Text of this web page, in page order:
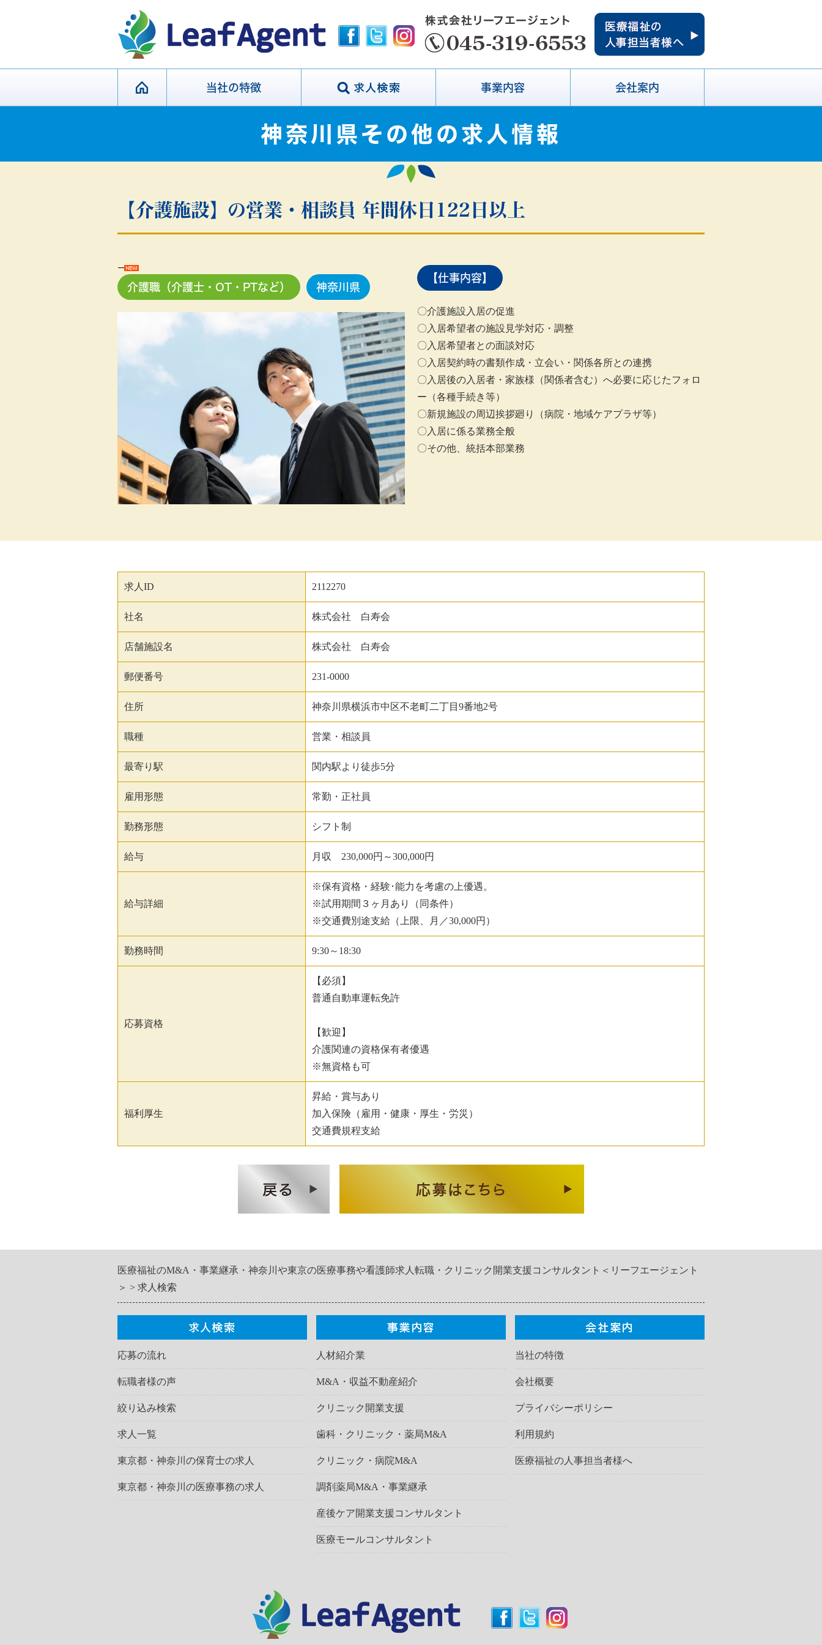
当社の特徴 事業内容 会社案内
神奈川県その他の求人情報
【介護施設】の営業・相談員 年間休日122日以上
介護職（介護士・OT・PTなど） 神奈川県
【仕事内容】
〇介護施設入居の促進
〇入居希望者の施設見学対応・調整
〇入居希望者との面談対応
〇入居契約時の書類作成・立会い・関係各所との連携
〇入居後の入居者・家族様（関係者含む）へ必要に応じたフォロ
ー（各種手続き等）
〇新規施設の周辺挨拶廻り（病院・地域ケアプラザ等）
〇入居に係る業務全般
〇その他、統括本部業務
求人ID 2112270
社名 株式会社 白寿会
店舗施設名 株式会社 白寿会
郵便番号 231-0000
住所 神奈川県横浜市中区不老町二丁目9番地2号
職種 営業・相談員
最寄り駅 関内駅より徒歩5分
雇用形態 常勤・正社員
勤務形態 シフト制
給与 月収 230,000円～300,000円
給与詳細
※保有資格・経験･能力を考慮の上優遇。
※試用期間３ヶ月あり（同条件）
※交通費別途支給（上限、月／30,000円）
勤務時間 9:30～18:30
応募資格
【必須】
普通自動車運転免許
【歓迎】
介護関連の資格保有者優遇
※無資格も可
福利厚生
昇給・賞与あり
加入保険（雇用・健康・厚生・労災）
交通費規程支給
医療福祉のM&A・事業継承・神奈川や東京の医療事務や看護師求人転職・クリニック開業支援コンサルタント＜リーフエージェント
＞
求人検索
応募の流れ
転職者様の声
絞り込み検索
求人一覧
東京都・神奈川の保育士の求人
東京都・神奈川の医療事務の求人
人材紹介業
M&A・収益不動産紹介
クリニック開業支援
歯科・クリニック・薬局M&A
クリニック・病院M&A
調剤薬局M&A・事業継承
産後ケア開業支援コンサルタント
医療モールコンサルタント
当社の特徴
会社概要
プライバシーポリシー
利用規約
医療福祉の人事担当者様へ